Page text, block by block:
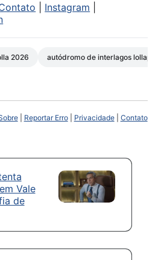
Instagram
2026 autódromo de interlagos
| Reportar Erro| Privacidade| Contato
Vale
de